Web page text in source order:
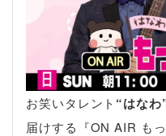
お笑いタレント “はなわ
届けする『ON AIR も